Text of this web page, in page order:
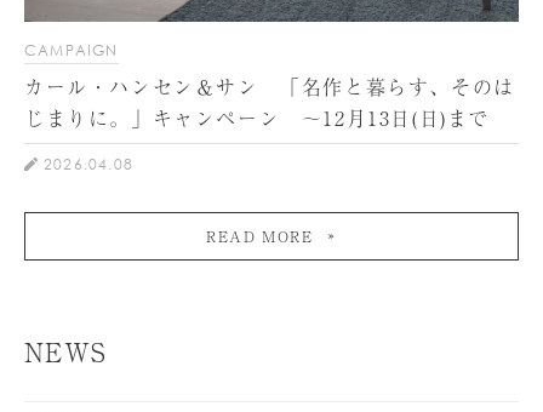
CAMPAIGN
カール・ハンセン＆サン 「名作と暮らす、そのは
じまりに。」キャンペーン ～12月13日(日)まで
2026.04.08
READ MORE
NEWS